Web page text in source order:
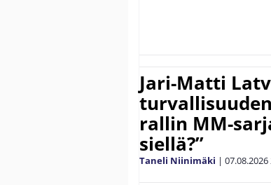
Jari-Matti
rallin MM-
siellä?”
Taneli Niinimäki | 07.08.2026